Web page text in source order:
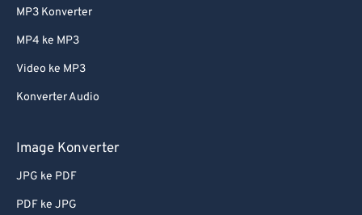
MP3 Konverter
MP4 ke MP3
Video ke MP3
Konverter Audio
Image Konverter
JPG ke PDF
PDF ke JPG